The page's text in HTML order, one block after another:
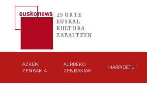
25 URTE
EUSKAL
KULTURA
ZABALTZEN
AZKEN
ZENBAKIA
AURREKO
ZENBAKIAK
HARPIDETU